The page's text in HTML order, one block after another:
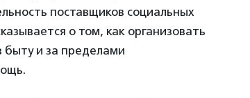
поставщиков социальных
о том, как организовать
быту и за пределами